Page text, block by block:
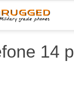
14